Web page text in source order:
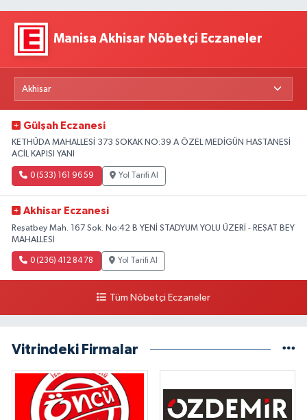
Manisa Akhisar Nöbetçi Eczaneler
Gülşah Eczanesi
KETHÜDA MAHALLESİ 373 SOKAK NO:39 A ÖZEL MEDİGÜN HASTANESİ
ACİL KAPISI YANI
0 (533) 161 96 59 Yol Tarifi Al
Akhisar Eczanesi
Reşatbey Mah. 167 Sok. No:42 B YENİ STADYUM YOLU ÜZERİ - REŞAT BEY
MAHALLESİ
0 (236) 412 84 78 Yol Tarifi Al
Tüm Nöbetçi Eczaneler
Vitrindeki Firmalar